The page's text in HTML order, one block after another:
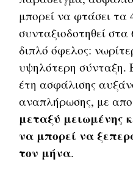
μπορεί να φτάσει τα
συνταξιοδοτηθεί
διπλό όφελος:
υψηλότερη σύνταξη.
έτη ασφάλισης
αναπλήρωσης, με
μεταξύ μειωμένης
να μπορεί να
τον μήνα.